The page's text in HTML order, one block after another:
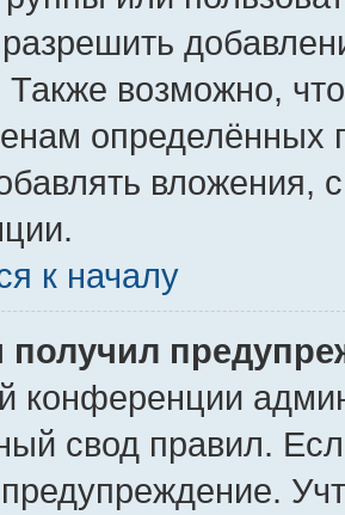
возможно,
определённых
вложения,
к началу
получил
конференции
свод правил.